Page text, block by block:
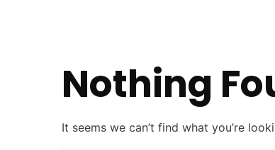
Nothing
It seems we can’t find what you’re